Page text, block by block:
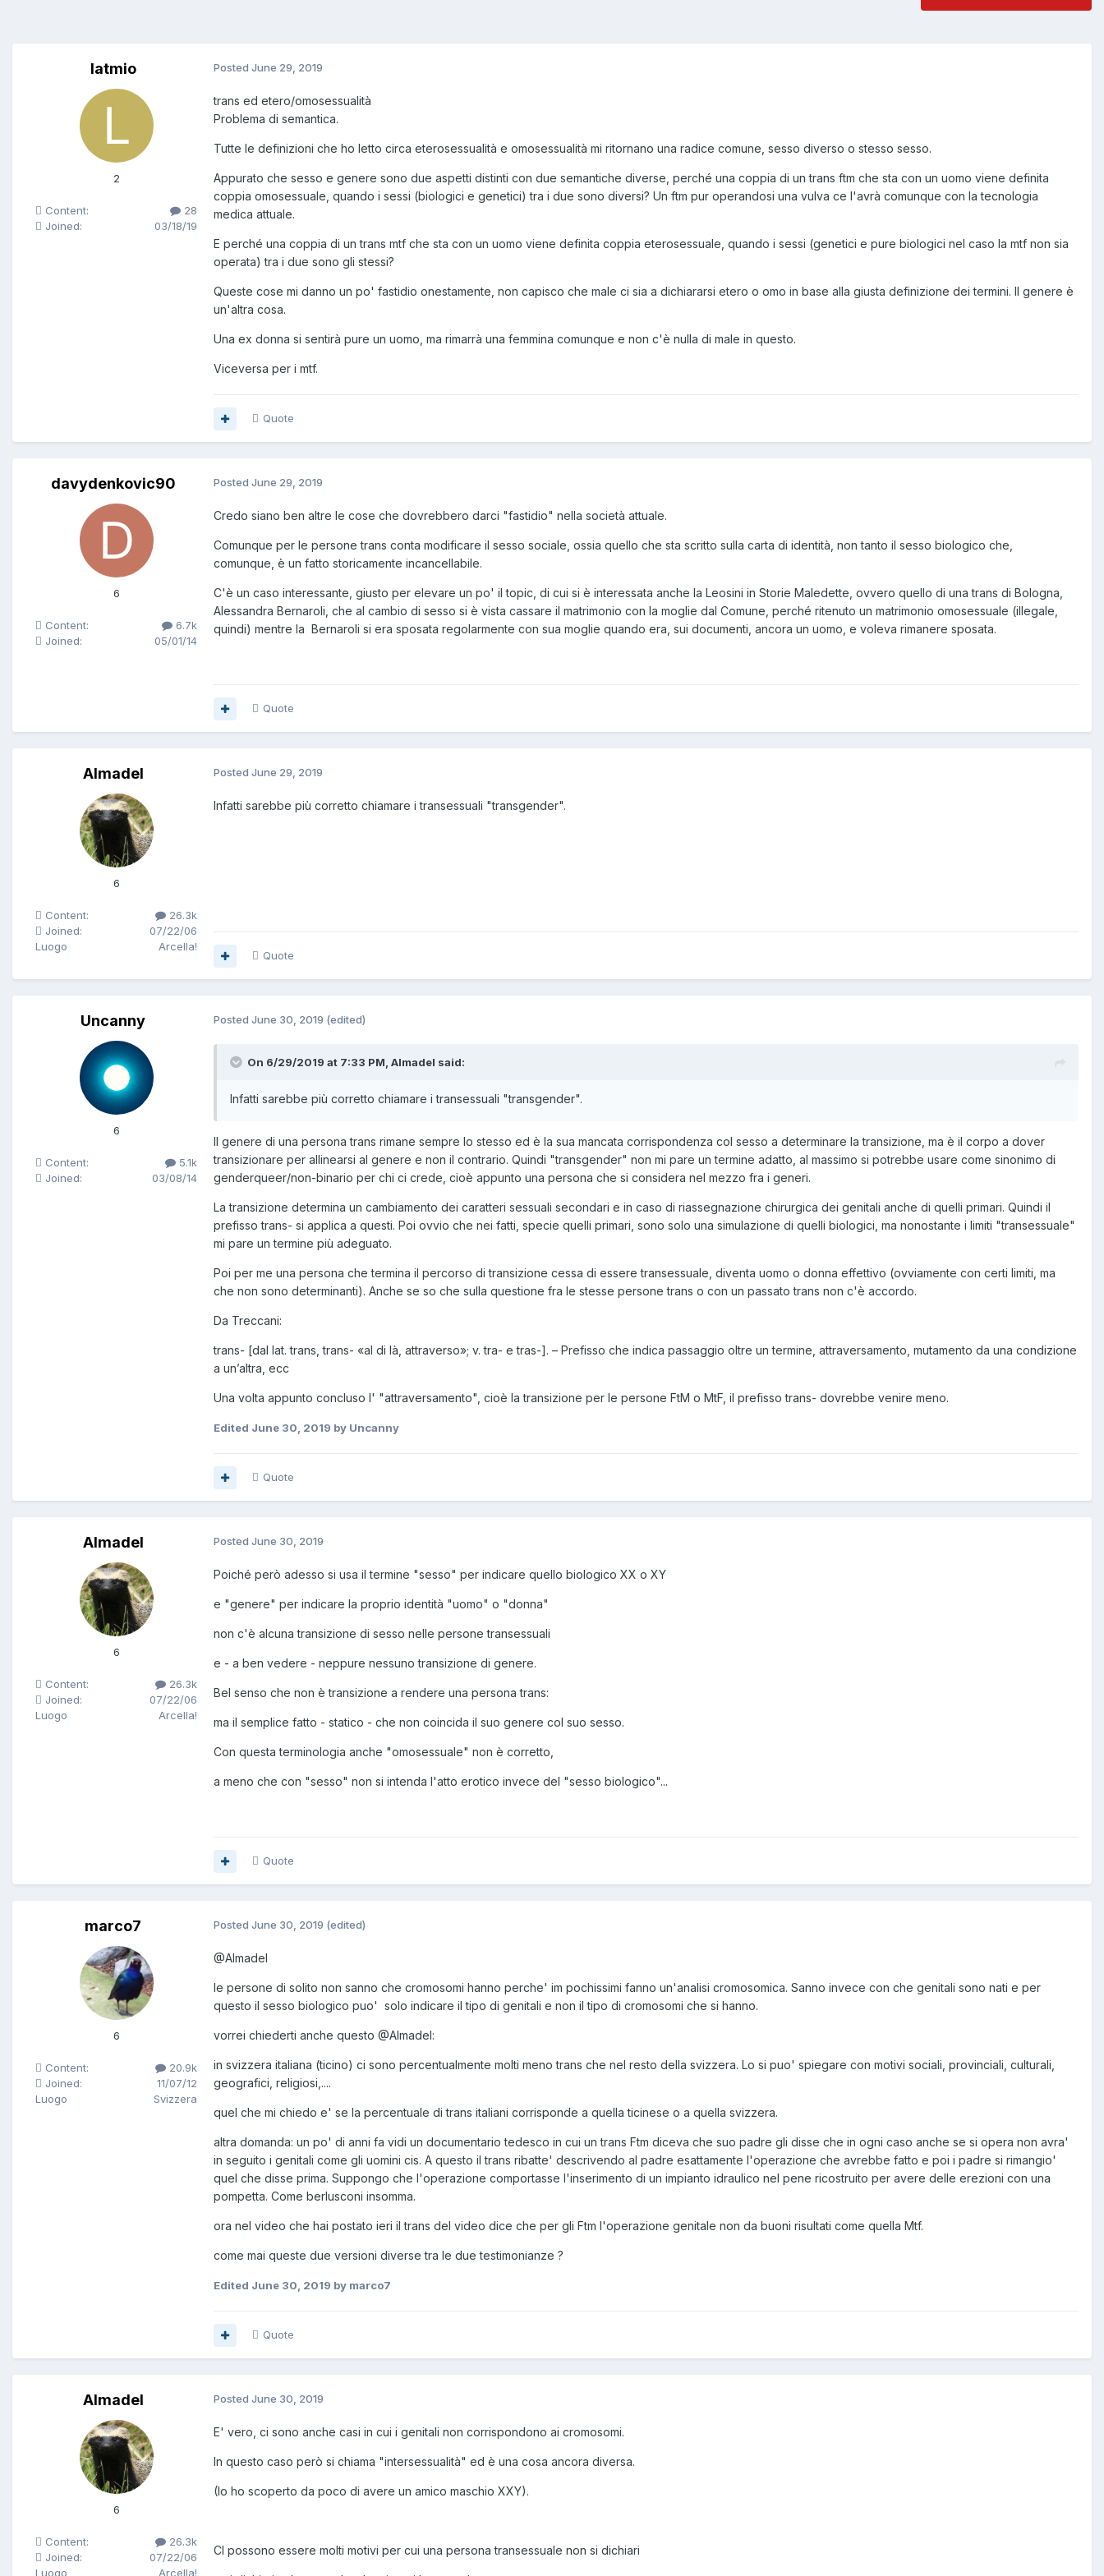
latmio
2
Content:
28
Joined:
03/18/19
Posted June 29, 2019
trans ed etero/omosessualità
Problema di semantica.
Tutte le definizioni che ho letto circa eterosessualità e omosessualità mi ritornano una radice comune, sesso diverso o stesso sesso.
Appurato che sesso e genere sono due aspetti distinti con due semantiche diverse, perché una coppia di un trans ftm che sta con un uomo viene definita
coppia omosessuale, quando i sessi (biologici e genetici) tra i due sono diversi? Un ftm pur operandosi una vulva ce l'avrà comunque con la tecnologia
medica attuale.
E perché una coppia di un trans mtf che sta con un uomo viene definita coppia eterosessuale, quando i sessi (genetici e pure biologici nel caso la mtf non sia
operata) tra i due sono gli stessi?
Queste cose mi danno un po' fastidio onestamente, non capisco che male ci sia a dichiararsi etero o omo in base alla giusta definizione dei termini. Il genere è
un'altra cosa.
Una ex donna si sentirà pure un uomo, ma rimarrà una femmina comunque e non c'è nulla di male in questo.
Viceversa per i mtf.
Quote
davydenkovic90
6
Content:
6.7k
Joined:
05/01/14
Posted June 29, 2019
Credo siano ben altre le cose che dovrebbero darci "fastidio" nella società attuale.
Comunque per le persone trans conta modificare il sesso sociale, ossia quello che sta scritto sulla carta di identità, non tanto il sesso biologico che,
comunque, è un fatto storicamente incancellabile.
C'è un caso interessante, giusto per elevare un po' il topic, di cui si è interessata anche la Leosini in Storie Maledette, ovvero quello di una trans di Bologna,
Alessandra Bernaroli, che al cambio di sesso si è vista cassare il matrimonio con la moglie dal Comune, perché ritenuto un matrimonio omosessuale (illegale,
quindi) mentre la Bernaroli si era sposata regolarmente con sua moglie quando era, sui documenti, ancora un uomo, e voleva rimanere sposata.
Quote
Almadel
6
Content:
26.3k
Joined:
07/22/06
Luogo
Arcella!
Posted June 29, 2019
Infatti sarebbe più corretto chiamare i transessuali "transgender".
Quote
Uncanny
6
Content:
5.1k
Joined:
03/08/14
Posted June 30, 2019 (edited)
On 6/29/2019 at 7:33 PM, Almadel said:
Infatti sarebbe più corretto chiamare i transessuali "transgender".
Il genere di una persona trans rimane sempre lo stesso ed è la sua mancata corrispondenza col sesso a determinare la transizione, ma è il corpo a dover
transizionare per allinearsi al genere e non il contrario. Quindi "transgender" non mi pare un termine adatto, al massimo si potrebbe usare come sinonimo di
genderqueer/non-binario per chi ci crede, cioè appunto una persona che si considera nel mezzo fra i generi.
La transizione determina un cambiamento dei caratteri sessuali secondari e in caso di riassegnazione chirurgica dei genitali anche di quelli primari. Quindi il
prefisso trans- si applica a questi. Poi ovvio che nei fatti, specie quelli primari, sono solo una simulazione di quelli biologici, ma nonostante i limiti "transessuale"
mi pare un termine più adeguato.
Poi per me una persona che termina il percorso di transizione cessa di essere transessuale, diventa uomo o donna effettivo (ovviamente con certi limiti, ma
che non sono determinanti). Anche se so che sulla questione fra le stesse persone trans o con un passato trans non c'è accordo.
Da Treccani:
trans- [dal lat. trans, trans- «al di là, attraverso»; v. tra- e tras-]. – Prefisso che indica passaggio oltre un termine, attraversamento, mutamento da una condizione
a un’altra, ecc
Una volta appunto concluso l' "attraversamento", cioè la transizione per le persone FtM o MtF, il prefisso trans- dovrebbe venire meno.
Edited June 30, 2019 by Uncanny
Quote
Almadel
6
Content:
26.3k
Joined:
07/22/06
Luogo
Arcella!
Posted June 30, 2019
Poiché però adesso si usa il termine "sesso" per indicare quello biologico XX o XY
e "genere" per indicare la proprio identità "uomo" o "donna"
non c'è alcuna transizione di sesso nelle persone transessuali
e - a ben vedere - neppure nessuno transizione di genere.
Bel senso che non è transizione a rendere una persona trans:
ma il semplice fatto - statico - che non coincida il suo genere col suo sesso.
Con questa terminologia anche "omosessuale" non è corretto,
a meno che con "sesso" non si intenda l'atto erotico invece del "sesso biologico"...
Quote
marco7
6
Content:
20.9k
Joined:
11/07/12
Luogo
Svizzera
Posted June 30, 2019 (edited)
@Almadel
le persone di solito non sanno che cromosomi hanno perche' im pochissimi fanno un'analisi cromosomica. Sanno invece con che genitali sono nati e per
questo il sesso biologico puo' solo indicare il tipo di genitali e non il tipo di cromosomi che si hanno.
vorrei chiederti anche questo @Almadel:
in svizzera italiana (ticino) ci sono percentualmente molti meno trans che nel resto della svizzera. Lo si puo' spiegare con motivi sociali, provinciali, culturali,
geografici, religiosi,....
quel che mi chiedo e' se la percentuale di trans italiani corrisponde a quella ticinese o a quella svizzera.
altra domanda: un po' di anni fa vidi un documentario tedesco in cui un trans Ftm diceva che suo padre gli disse che in ogni caso anche se si opera non avra'
in seguito i genitali come gli uomini cis. A questo il trans ribatte' descrivendo al padre esattamente l'operazione che avrebbe fatto e poi i padre si rimangio'
quel che disse prima. Suppongo che l'operazione comportasse l'inserimento di un impianto idraulico nel pene ricostruito per avere delle erezioni con una
pompetta. Come berlusconi insomma.
ora nel video che hai postato ieri il trans del video dice che per gli Ftm l'operazione genitale non da buoni risultati come quella Mtf.
come mai queste due versioni diverse tra le due testimonianze ?
Edited June 30, 2019 by marco7
Quote
Almadel
6
Content:
26.3k
Joined:
07/22/06
Luogo
Arcella!
Posted June 30, 2019
E' vero, ci sono anche casi in cui i genitali non corrispondono ai cromosomi.
In questo caso però si chiama "intersessualità" ed è una cosa ancora diversa.
(Io ho scoperto da poco di avere un amico maschio XXY).
CI possono essere molti motivi per cui una persona transessuale non si dichiari